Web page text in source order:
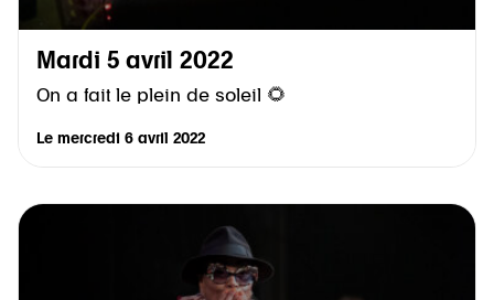
Mardi 5 avril 2022
On a fait le plein de soleil 🌻
Le mercredi 6 avril 2022